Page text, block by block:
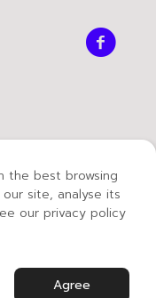
the best browsing
site, analyse its
our privacy policy
Agree
English